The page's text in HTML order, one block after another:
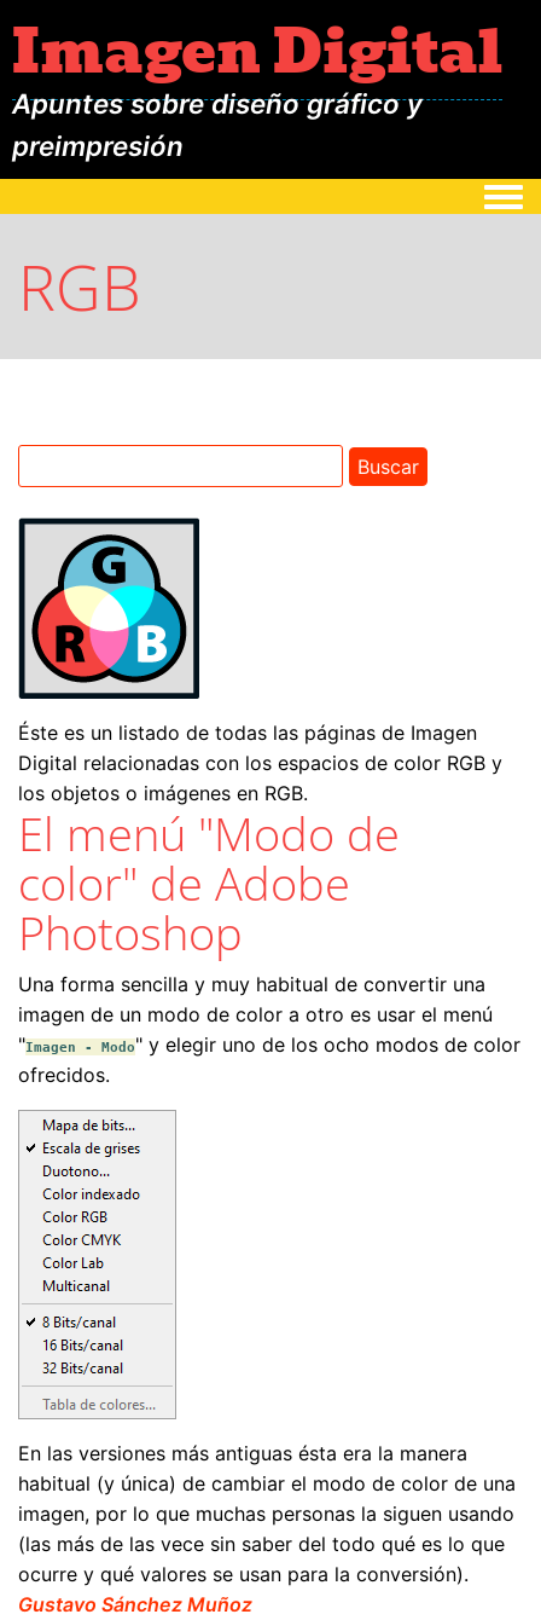
Imagen Digital
Apuntes sobre diseño gráfico y
preimpresión
RGB
Éste es un listado de todas las páginas de Imagen
Digital relacionadas con los espacios de color RGB y
los objetos o imágenes en RGB.
El menú "Modo de
color" de Adobe
Photoshop
Una forma sencilla y muy habitual de convertir una
imagen de un modo de color a otro es usar el menú
"Imagen - Modo" y elegir uno de los ocho modos de color
ofrecidos.
En las versiones más antiguas ésta era la manera
habitual (y única) de cambiar el modo de color de una
imagen, por lo que muchas personas la siguen usando
(las más de las vece sin saber del todo qué es lo que
ocurre y qué valores se usan para la conversión).
Gustavo Sánchez Muñoz